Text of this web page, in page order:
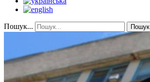
Пошук... Пошук